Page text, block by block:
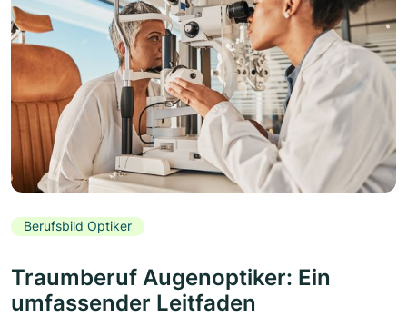
Berufsbild Optiker
Traumberuf Augenoptiker: Ein
umfassender Leitfaden